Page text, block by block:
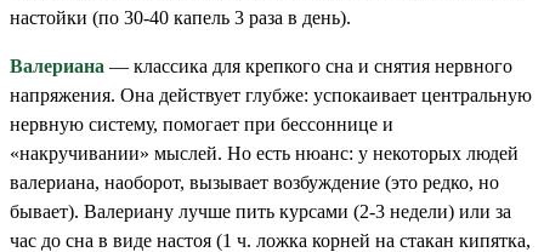
настойки (по 30-40 капель 3 раза в день).
Валериана — классика для крепкого сна и снятия нервного
напряжения. Она действует глубже: успокаивает центральную
нервную систему, помогает при бессоннице и
«накручивании» мыслей. Но есть нюанс: у некоторых людей
валериана, наоборот, вызывает возбуждение (это редко, но
бывает). Валериану лучше пить курсами (2-3 недели) или за
час до сна в виде настоя (1 ч. ложка корней на стакан кипятка,